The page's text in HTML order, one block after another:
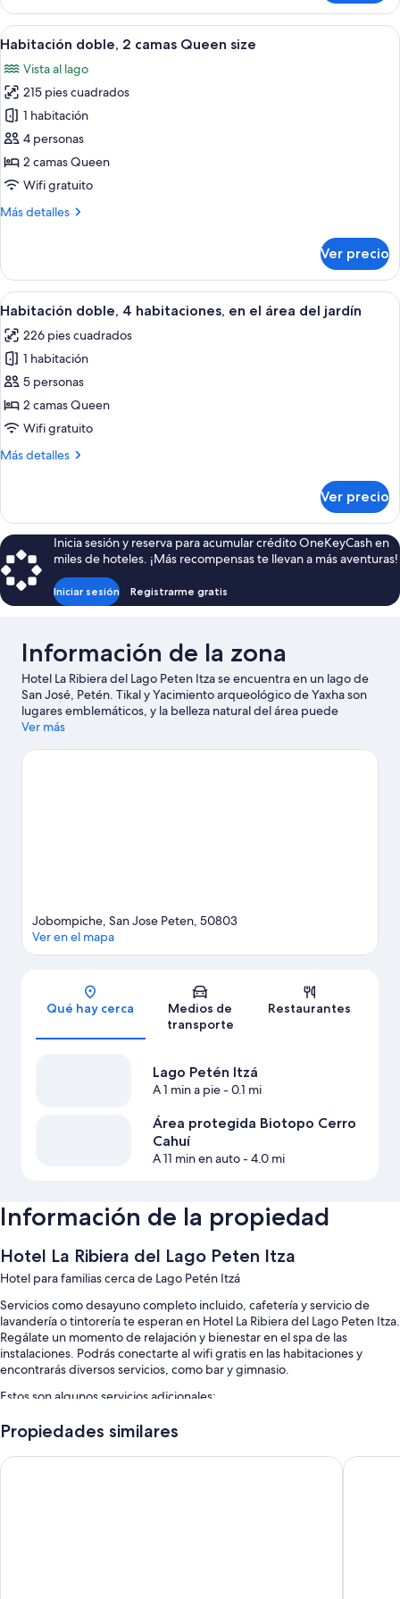
1
cama
Queen
Abrir
todas
las
fotos
de
Habitación
doble,
2
Queen
Una habitación con dos camas, una
5
Habitación doble, 2 camas Queen size
Vista al lago
215 pies cuadrados
1 habitación
4 personas
2 camas Queen
Wifi gratuito
Más detalles
Más
doble,
camas
size
Ver precio
Abrir
todas
las
fotos
de
Habitación
doble,
habitaciones,
área
del
jardín
Habitación de hotel con dos camas,
4
Habitación doble, 4 habitaciones, en el área del jardín
226 pies cuadrados
1 habitación
5 personas
2 camas Queen
Wifi gratuito
Más detalles
Más
doble,
4
habitaciones,
en
el
área
Ver precio
Inicia sesión y reserva para acumular crédito OneKeyCash en
miles de hoteles. ¡Más recompensas te llevan a más aventuras!
Iniciar sesión Registrarme gratis
Información de la zona
Hotel La Ribiera del Lago Peten Itza se encuentra en un lago de
San José, Petén. Tikal y Yacimiento arqueológico de Yaxha son
lugares emblemáticos, y la belleza natural del área puede
apreciarse en Lago Petén Itzá y Parque Nacional Tikal. También
Muelle de Flores.
Ver más
Sección del mapa
Jobompiche, San Jose Peten, 50803
Ver en el mapa
Qué hay cerca
Medios de
transporte
Restaurantes
Lago Petén Itzá
A 1 min a pie- 0.1 mi
Área protegida Biotopo Cerro
Cahuí
A 11 min en auto- 4.0 mi
Información de la propiedad
Hotel La Ribiera del Lago Peten Itza
Hotel para familias cerca de Lago Petén Itzá
Servicios como desayuno completo incluido, cafetería y servicio de
lavandería o tintorería te esperan en Hotel La Ribiera del Lago Peten Itza.
Regálate un momento de relajación y bienestar en el spa de las
instalaciones. Podrás conectarte al wifi gratis en las habitaciones y
encontrarás diversos servicios, como bar y gimnasio.
Estos son algunos servicios adicionales:
Alberca al aire libre y chapoteadero
Propiedades similares
Ramada Tikal Isla De Flores Hotel Jungle